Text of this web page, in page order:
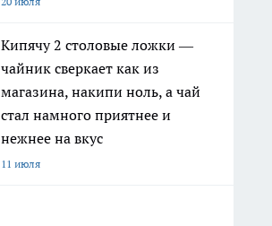
Кипячу 2 столовые ложки —
чайник сверкает как из
магазина, накипи ноль, а чай
стал намного приятнее и
нежнее на вкус
11 июля